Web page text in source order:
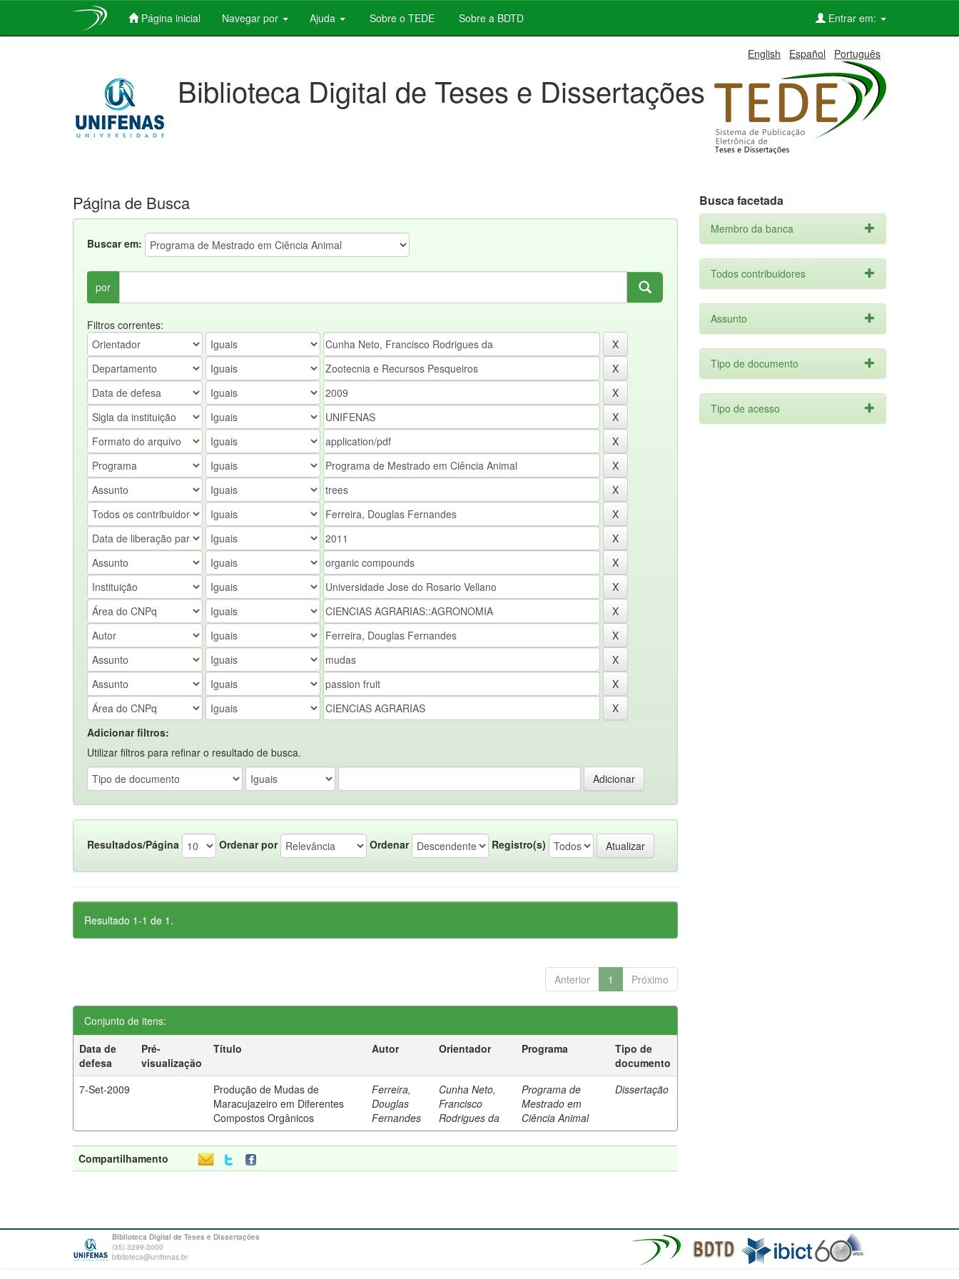
Página inicial Navegar por Ajuda Sobre o TEDE Sobre a BDTD Entrar em:
English Español Português
Biblioteca Digital de Teses e Dissertações
Página de Busca
Buscar em:
por
Filtros correntes:
Adicionar filtros:
Utilizar filtros para refinar o resultado de busca.
Resultados/Página Ordenar por Ordenar Registro(s)
Resultado 1-1 de 1.
Anterior 1 Próximo
Conjunto de itens:
Data de
defesa
Pré-
visualização
Título Autor Orientador Programa
Tipo de
documento
7-Set-2009
Produção de Mudas de
Maracujazeiro em Diferentes
Compostos Orgânicos
Ferreira,
Douglas
Fernandes
Cunha Neto,
Francisco
Rodrigues da
Programa de
Mestrado em
Ciência Animal
Dissertação
Compartilhamento
Busca facetada
Membro da banca
Todos contribuidores
Assunto
Tipo de documento
Tipo de acesso
Biblioteca Digital de Teses e Dissertações
(35) 3299-3000
biblioteca@unifenas.br